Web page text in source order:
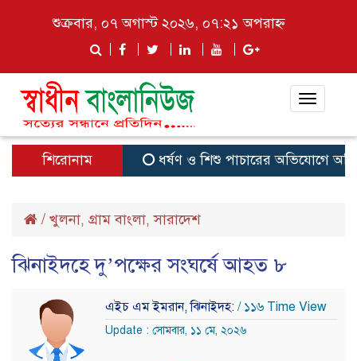
শুক্রবার, ০৭ অগাস্ট ২০২৬, ০৭:২১ অপরাহ্ন
Toggle
শিরোনাম ধর্ষণ ও শিশু পাচারের অভিযোগে
/ খুলনা, গ্রাম বাংলা,সারাদেশ
ঝিনাইদহে দু’পক্ষের সংঘর্ষে আহত ৮
এইচ এম ইমরান, ঝিনাইদহ: / ১১৬ Time View
Update : সোমবার, ১১ মে, ২০২৬